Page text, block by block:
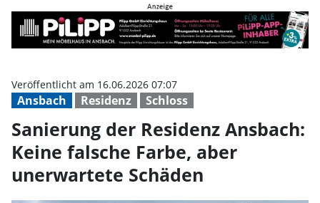
Ansbach Residenz Schloss
Veröffentlicht am 16.06.2026 07:07
Sanierung der Residenz Ansbach:
Keine falsche Farbe, aber
unerwartete Schäden